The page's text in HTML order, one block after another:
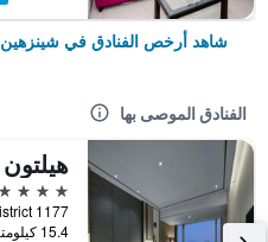
شاهد أرخص الفنادق في شينزهين
الفنادق الموصى بها
5 نجوم
15.4 كيلومتر عن وسط المدينة